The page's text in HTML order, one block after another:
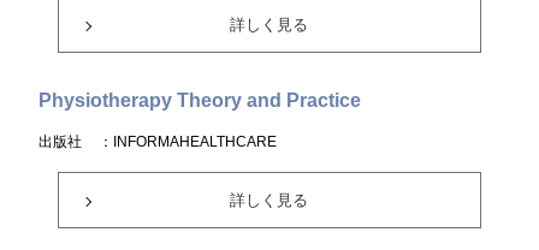
詳しく見る
Physiotherapy Theory and Practice
出版社 ：INFORMAHEALTHCARE
詳しく見る